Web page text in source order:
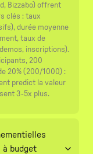
Bizzabo) offrent
clés : taux
durée moyenne
taux de
inscriptions).
200
20% (200/1000) :
predict la valeur
3-5x plus.
à budget